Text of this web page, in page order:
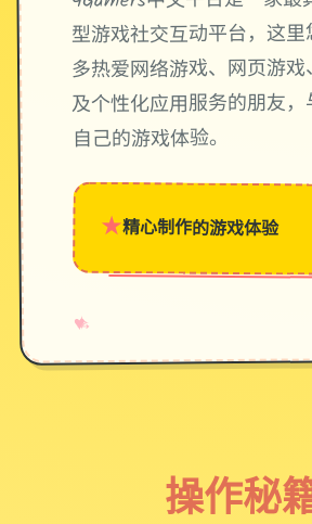
型游戏社交互动平台，这
多热爱网络游戏、网页游
及个性化应用服务的朋友
自己的游戏体验。
★精心制作的游戏体验
♥
✧
→
操作秘